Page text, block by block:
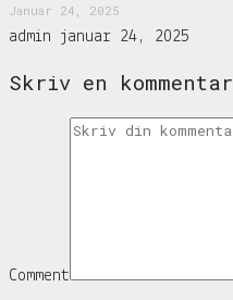
Januar 24, 2025
admin januar 24, 2025
Skriv en kommentar
Comment